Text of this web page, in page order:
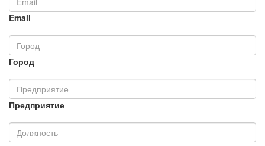
Email
Город
Предприятие